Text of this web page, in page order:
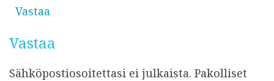
Vastaa
Vastaa
Sähköpostiosoitettasi ei julkaista. Pakolliset